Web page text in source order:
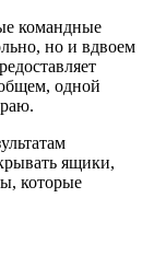
командные
но и вдвоем
одной
ящики,
которые